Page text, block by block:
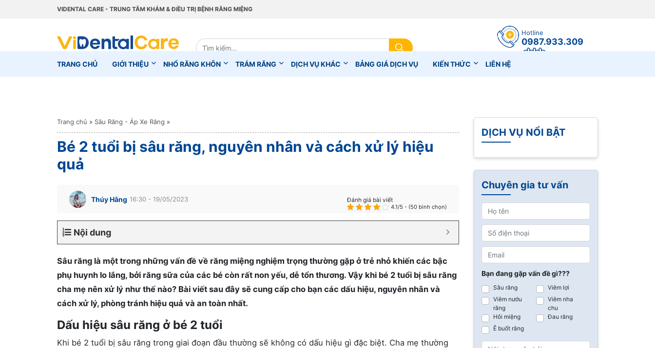
VIDENTAL CARE - TRUNG TÂM KHÁM & ĐIỀU TRỊ BỆNH RĂNG MIỆNG
Hotline
0987.933.309
TRANG CHỦ GIỚI THIỆU NHỔ RĂNG KHÔN TRÁM RĂNG DỊCH VỤ KHÁC BẢNG GIÁ DỊCH VỤ KIẾN THỨC LIÊN HỆ
Trang chủ » Sâu Răng - Áp Xe Răng »
Bé 2 tuổi bị sâu răng, nguyên nhân và cách xử lý hiệu
quả
Thúy Hằng 16:30 - 19/05/2023 Đánh giá bài viết
4.1/5 - (50 bình chọn)
Nội dung
Sâu răng là một trong những vấn đề về răng miệng nghiệm trọng thường gặp ở trẻ nhỏ khiến các bậc
phụ huynh lo lắng, bởi răng sữa của các bé còn rất non yếu, dễ tổn thương. Vậy khi bé 2 tuổi bị sâu răng
cha mẹ nên xử lý như thế nào? Bài viết sau đây sẽ cung cấp cho bạn các dấu hiệu, nguyên nhân và
cách xử lý, phòng tránh hiệu quả và an toàn nhất.
Dấu hiệu sâu răng ở bé 2 tuổi
Khi bé 2 tuổi bị sâu răng trong giai đoạn đầu thường sẽ không có dấu hiệu gì đặc biệt. Cha mẹ thường
DỊCH VỤ NỔI BẬT
Chuyên gia tư vấn
Bạn đang gặp vấn đề gì???
Sâu răng
Viêm lợi
Viêm nướu
răng
Viêm nha
chu
Hôi miệng
Đau răng
Ê buốt răng